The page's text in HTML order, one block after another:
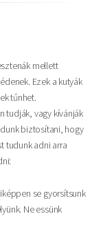
mellett
Ezek a kutyák
tűnhet.
tudják, vagy kívánják
biztosítani, hogy
tudunk adni arra
se gyorsítsunk
Ne essünk